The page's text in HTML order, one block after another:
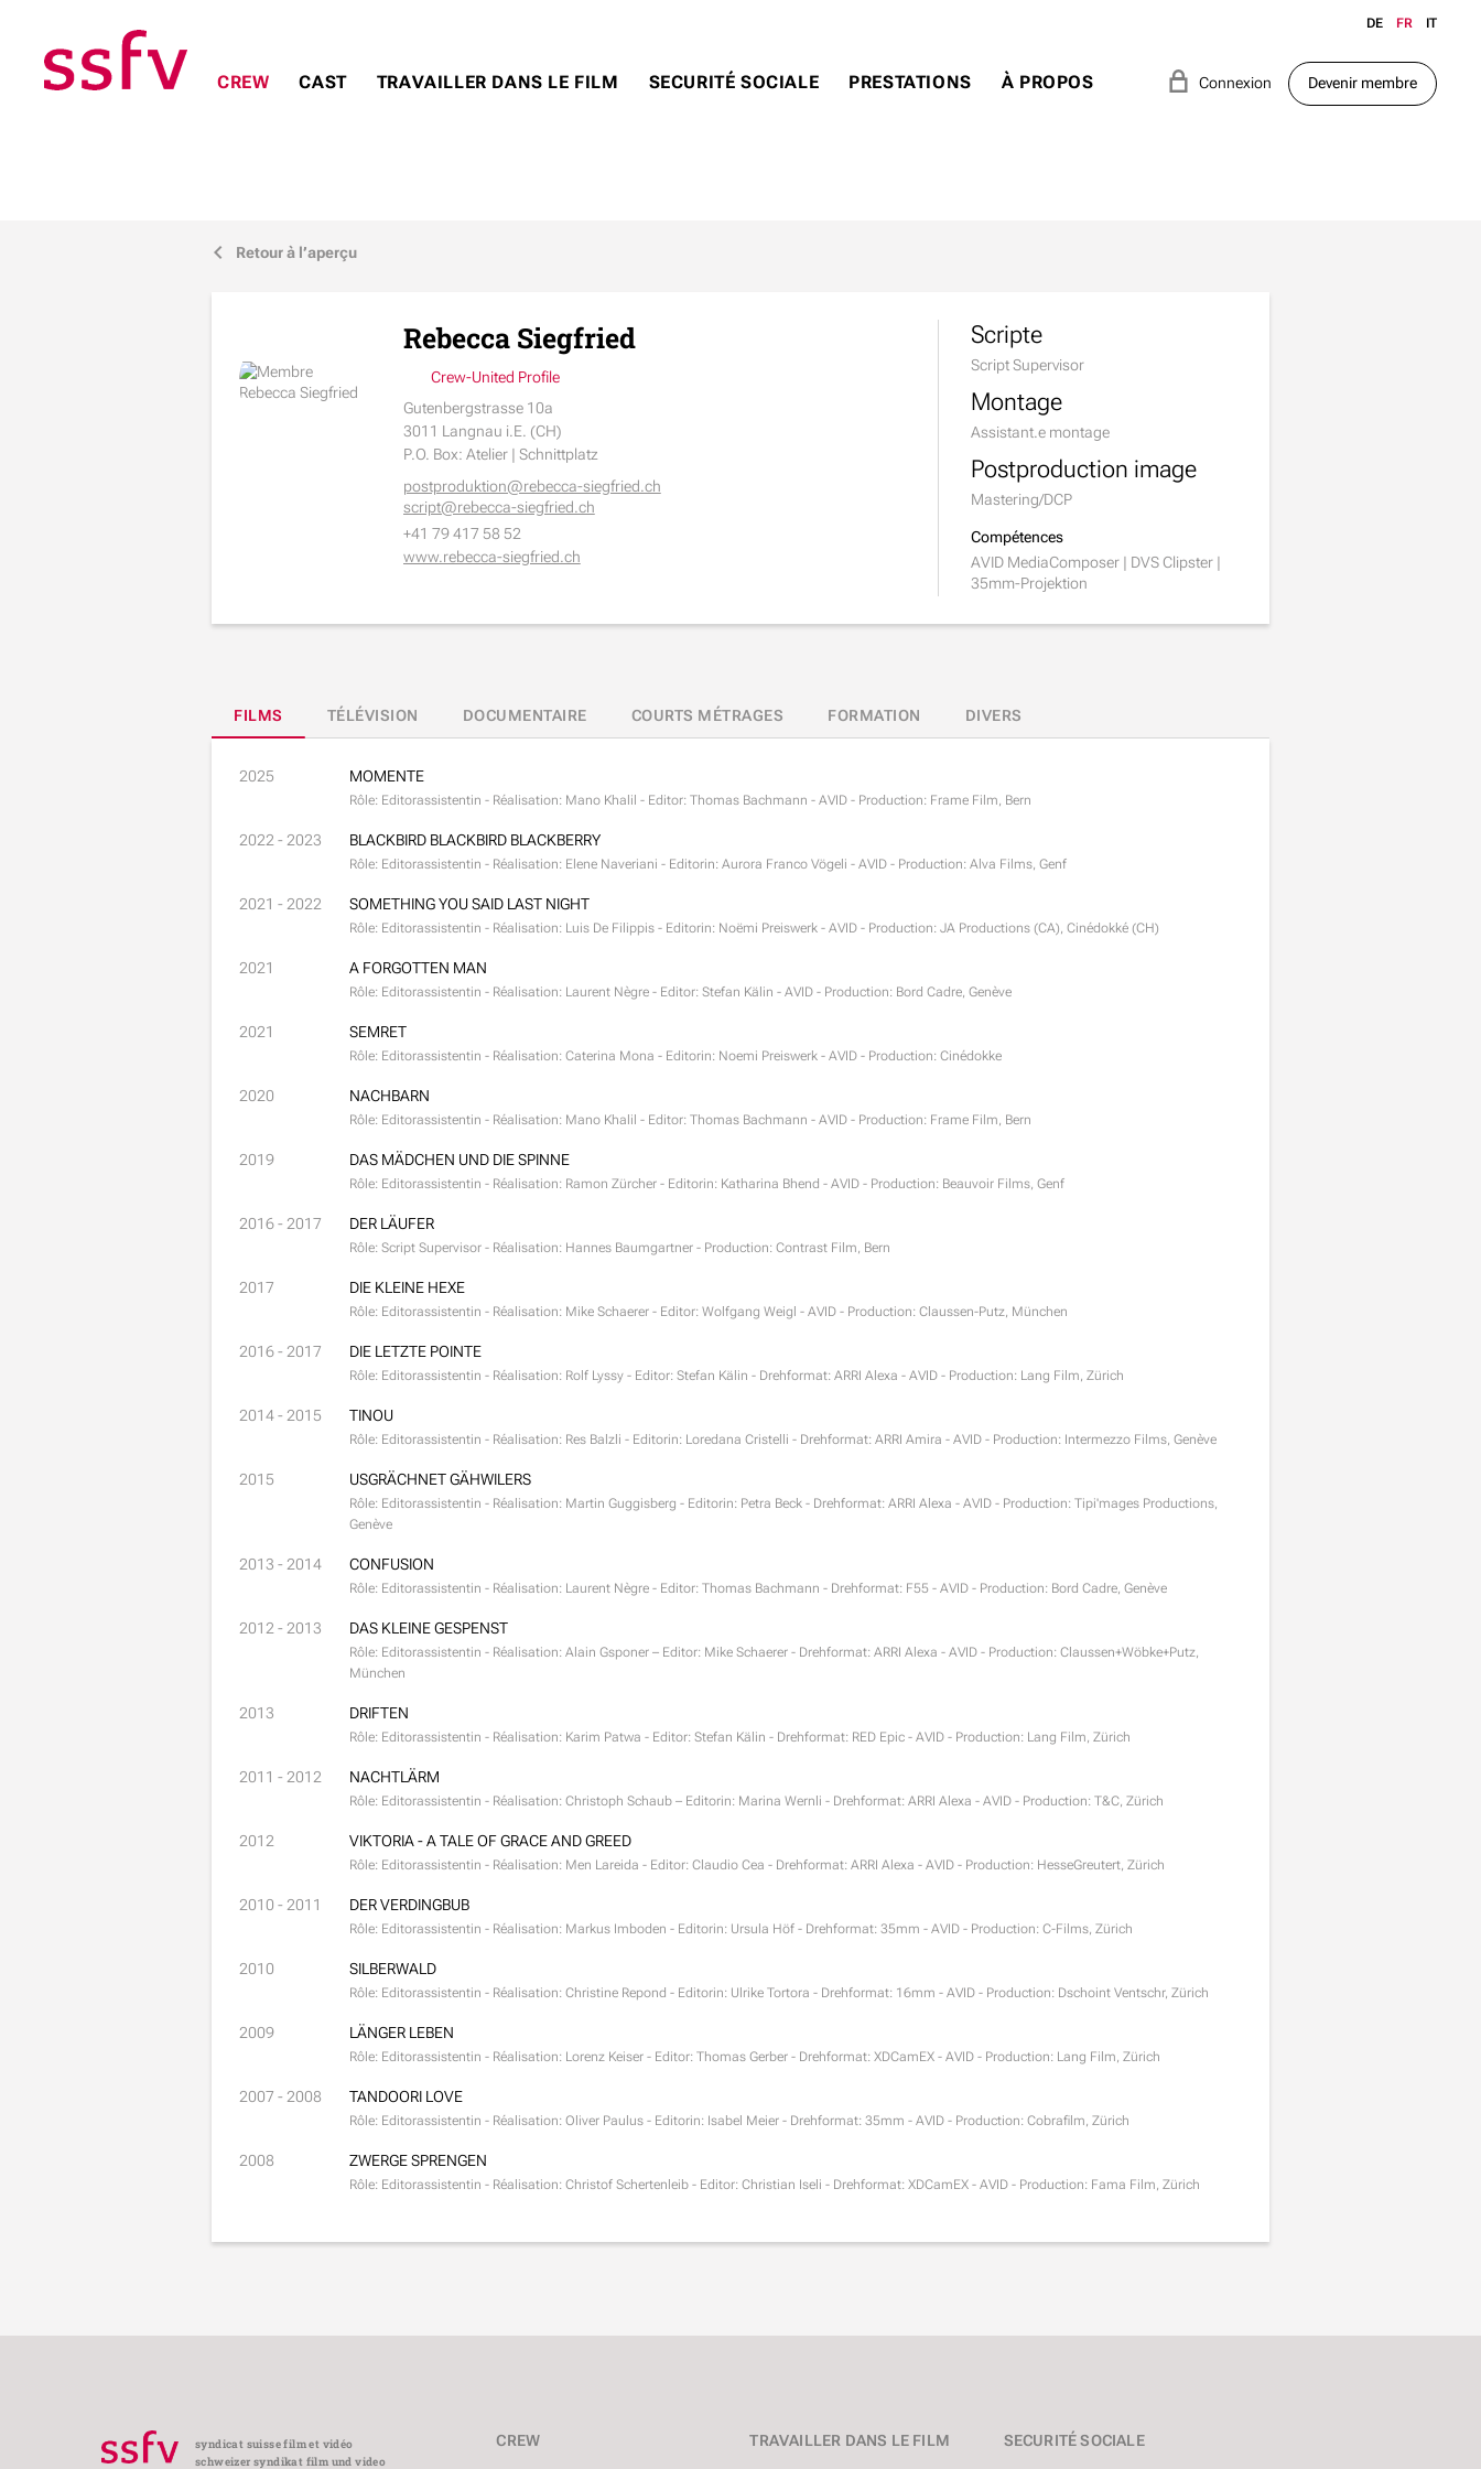
CREW CAST TRAVAILLER DANS LE FILM SECURITÉ SOCIALE PRESTATIONS À PROPOS
DE FR IT
e Connexion Devenir membre
j Retour à l’aperçu
Rebecca Siegfried
Crew-United Profile
Gutenbergstrasse 10a
3011 Langnau i.E. (CH)
P.O. Box: Atelier | Schnittplatz
postproduktion@rebecca-siegfried.ch
script@rebecca-siegfried.ch
+41 79 417 58 52
www.rebecca-siegfried.ch
Scripte
Script Supervisor
Montage
Assistant.e montage
Postproduction image
Mastering/DCP
Compétences
AVID MediaComposer | DVS Clipster |
35mm-Projektion
FILMS TÉLÉVISION DOCUMENTAIRE COURTS MÉTRAGES FORMATION DIVERS
2025 MOMENTE
Rôle: Editorassistentin - Réalisation: Mano Khalil - Editor: Thomas Bachmann - AVID - Production: Frame Film, Bern
2022 - 2023 BLACKBIRD BLACKBIRD BLACKBERRY
Rôle: Editorassistentin - Réalisation: Elene Naveriani - Editorin: Aurora Franco Vögeli - AVID - Production: Alva Films, Genf
2021 - 2022 SOMETHING YOU SAID LAST NIGHT
Rôle: Editorassistentin - Réalisation: Luis De Filippis - Editorin: Noëmi Preiswerk - AVID - Production: JA Productions (CA), Cinédokké (CH)
2021 A FORGOTTEN MAN
Rôle: Editorassistentin - Réalisation: Laurent Nègre - Editor: Stefan Kälin - AVID - Production: Bord Cadre, Genève
2021 SEMRET
Rôle: Editorassistentin - Réalisation: Caterina Mona - Editorin: Noemi Preiswerk - AVID - Production: Cinédokke
2020 NACHBARN
Rôle: Editorassistentin - Réalisation: Mano Khalil - Editor: Thomas Bachmann - AVID - Production: Frame Film, Bern
2019 DAS MÄDCHEN UND DIE SPINNE
Rôle: Editorassistentin - Réalisation: Ramon Zürcher - Editorin: Katharina Bhend - AVID - Production: Beauvoir Films, Genf
2016 - 2017 DER LÄUFER
Rôle: Script Supervisor - Réalisation: Hannes Baumgartner - Production: Contrast Film, Bern
2017 DIE KLEINE HEXE
Rôle: Editorassistentin - Réalisation: Mike Schaerer - Editor: Wolfgang Weigl - AVID - Production: Claussen-Putz, München
2016 - 2017 DIE LETZTE POINTE
Rôle: Editorassistentin - Réalisation: Rolf Lyssy - Editor: Stefan Kälin - Drehformat: ARRI Alexa - AVID - Production: Lang Film, Zürich
2014 - 2015 TINOU
Rôle: Editorassistentin - Réalisation: Res Balzli - Editorin: Loredana Cristelli - Drehformat: ARRI Amira - AVID - Production: Intermezzo Films, Genève
2015 USGRÄCHNET GÄHWILERS
Rôle: Editorassistentin - Réalisation: Martin Guggisberg - Editorin: Petra Beck - Drehformat: ARRI Alexa - AVID - Production: Tipi'mages Productions,
Genève
2013 - 2014 CONFUSION
Rôle: Editorassistentin - Réalisation: Laurent Nègre - Editor: Thomas Bachmann - Drehformat: F55 - AVID - Production: Bord Cadre, Genève
2012 - 2013 DAS KLEINE GESPENST
Rôle: Editorassistentin - Réalisation: Alain Gsponer – Editor: Mike Schaerer - Drehformat: ARRI Alexa - AVID - Production: Claussen+Wöbke+Putz,
München
2013 DRIFTEN
Rôle: Editorassistentin - Réalisation: Karim Patwa - Editor: Stefan Kälin - Drehformat: RED Epic - AVID - Production: Lang Film, Zürich
2011 - 2012 NACHTLÄRM
Rôle: Editorassistentin - Réalisation: Christoph Schaub – Editorin: Marina Wernli - Drehformat: ARRI Alexa - AVID - Production: T&C, Zürich
2012 VIKTORIA - A TALE OF GRACE AND GREED
Rôle: Editorassistentin - Réalisation: Men Lareida - Editor: Claudio Cea - Drehformat: ARRI Alexa - AVID - Production: HesseGreutert, Zürich
2010 - 2011 DER VERDINGBUB
Rôle: Editorassistentin - Réalisation: Markus Imboden - Editorin: Ursula Höf - Drehformat: 35mm - AVID - Production: C-Films, Zürich
2010 SILBERWALD
Rôle: Editorassistentin - Réalisation: Christine Repond - Editorin: Ulrike Tortora - Drehformat: 16mm - AVID - Production: Dschoint Ventschr, Zürich
2009 LÄNGER LEBEN
Rôle: Editorassistentin - Réalisation: Lorenz Keiser - Editor: Thomas Gerber - Drehformat: XDCamEX - AVID - Production: Lang Film, Zürich
2007 - 2008 TANDOORI LOVE
Rôle: Editorassistentin - Réalisation: Oliver Paulus - Editorin: Isabel Meier - Drehformat: 35mm - AVID - Production: Cobrafilm, Zürich
2008 ZWERGE SPRENGEN
Rôle: Editorassistentin - Réalisation: Christof Schertenleib - Editor: Christian Iseli - Drehformat: XDCamEX - AVID - Production: Fama Film, Zürich
syndicat suisse film et vidéo
schweizer syndikat film und video
CREW TRAVAILLER DANS LE FILM SECURITÉ SOCIALE